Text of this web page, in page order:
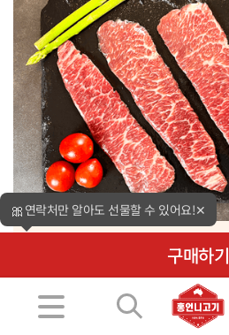
🎀 연락처만 알아도 선물할 수 있어요!✕
구매하기